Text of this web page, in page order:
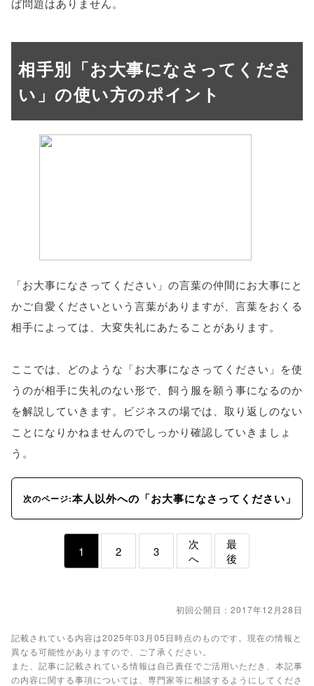
ば問題はありません。
相手別「お大事になさってくださ
い」の使い方のポイント
「お大事になさってください」の言葉の仲間にお大事にと
かご自愛くださいという言葉がありますが、言葉をおくる
相手によっては、大変失礼にあたることがあります。
ここでは、どのような「お大事になさってください」を使
うのが相手に失礼のない形で、飼う服を願う事になるのか
を解説していきます。ビジネスの場では、取り返しのない
ことになりかねませんのでしっかり確認していきましょ
う。
次のページ:本人以外への「お大事になさってください」
1 2 3
次
へ
最
後
初回公開日：2017年12月28日
記載されている内容は2025年03月05日時点のものです。現在の情報と
異なる可能性がありますので、ご了承ください。
また、記事に記載されている情報は自己責任でご活用いただき、本記事
の内容に関する事項については、専門家等に相談するようにしてくださ